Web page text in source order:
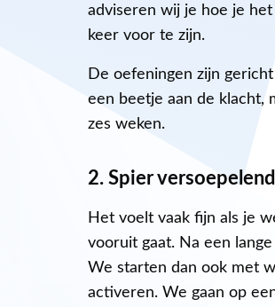
adviseren wij je hoe je
keer voor te zijn.
De oefeningen zijn
een beetje aan de klacht,
zes weken.
2. Spier
Het voelt vaak fijn als je
vooruit gaat. Na een
We starten dan ook met
activeren. We gaan op